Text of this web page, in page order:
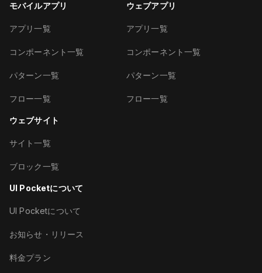
モバイルアプリ
アプリ一覧
コンポーネント一覧
パターン一覧
フロー一覧
ウェブアプリ
アプリ一覧
コンポーネント一覧
パターン一覧
フロー一覧
ウェブサイト
サイト一覧
ブロック一覧
UI Pocketについて
UI Pocketについて
お知らせ・リリース
料金プラン